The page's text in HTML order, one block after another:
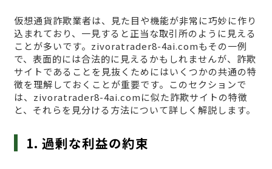
仮想通貨詐欺業者は、見た目や機能が非常に巧妙に作り
込まれており、一見すると正当な取引所のように見える
ことが多いです。zivoratrader8-4ai.comもその一例
で、表面的には合法的に見えるかもしれませんが、詐欺
サイトであることを見抜くためにはいくつかの共通の特
徴を理解しておくことが重要です。このセクションで
は、zivoratrader8-4ai.comに似た詐欺サイトの特徴
と、それらを見分ける方法について詳しく解説します。
1. 過剰な利益の約束